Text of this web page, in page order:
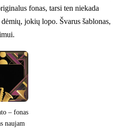
fonas, tarsi ten niekada
jokių lopo. Švarus šablonas,
– fonas
naujam